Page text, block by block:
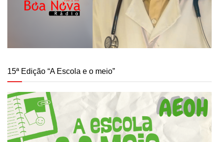
15ª Edição “A Escola e o meio”